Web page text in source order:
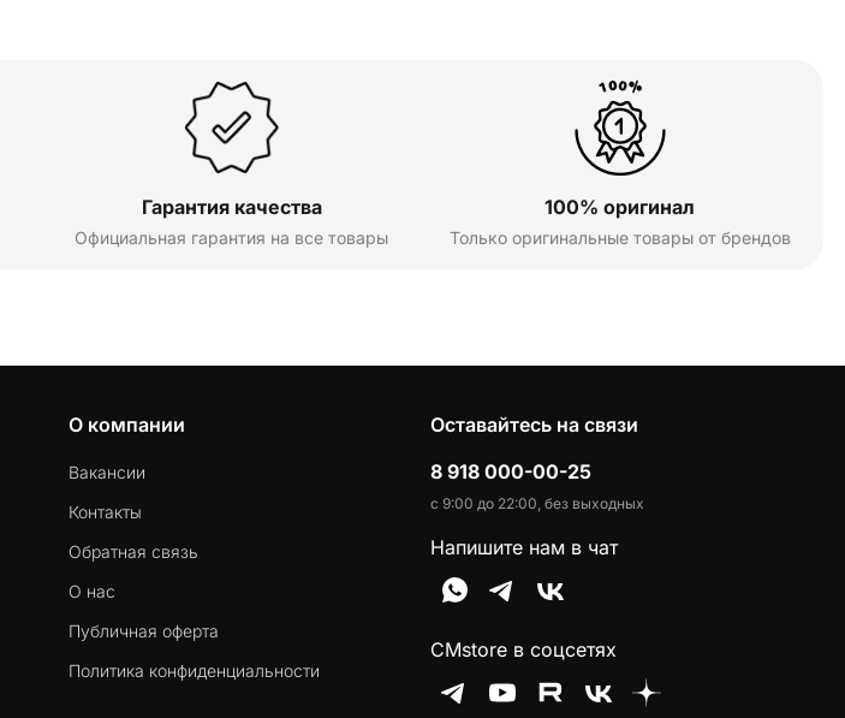
Гарантия качества
Официальная гарантия на все товары
100% оригинал
Только оригинальные товары от брендов
О компании
Вакансии
Контакты
Обратная связь
О нас
Публичная оферта
Политика конфиденциальности
Оставайтесь на связи
8 918 000-00-25
с 9:00 до 22:00, без выходных
Напишите нам в чат
CMstore в соцсетях